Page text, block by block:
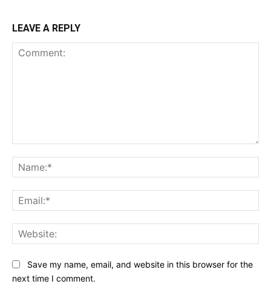
LEAVE A REPLY
Save my name, email, and website in this browser for the
next time I comment.